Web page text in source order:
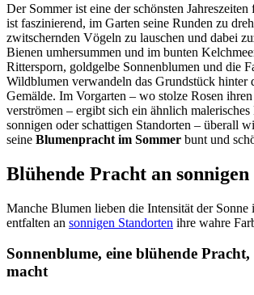
Der Sommer ist eine der schönsten
ist faszinierend, im Garten seine Runden zu
zwitschernden Vögeln zu lauschen und dabei
Bienen umhersummen und im bunten
Rittersporn, goldgelbe Sonnenblumen und die
Wildblumen verwandeln das Grundstück hinter
Gemälde. Im Vorgarten – wo stolze Rosen
verströmen – ergibt sich ein ähnlich
sonnigen oder schattigen Standorten – überall
seine Blumenpracht im Sommer bunt und
Blühende Pracht an
Manche Blumen lieben die Intensität der Sonne
entfalten an sonnigen Standorten ihre wahre
Sonnenblume, eine blühende
macht